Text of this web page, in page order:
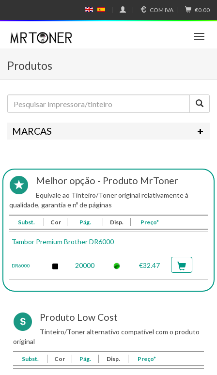
N
SP
COM IVA €0.00
T
n
a
v
g
Produtos
MARCAS
Melhor opção - Produto MrToner
Equivale ao Tinteiro/Toner original relativamente à
qualidade, garantia e nº de páginas
Subst. Cor Pág. Disp. Preço*
Tambor Premium Brother DR6000
DR6000 20000 €32.47
Produto Low Cost
Tinteiro/Toner alternativo compatível com o produto
original
Subst. Cor Pág. Disp. Preço*